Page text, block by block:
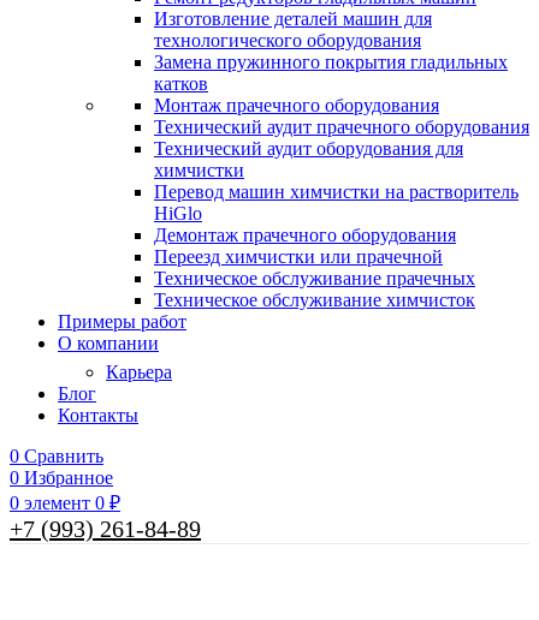
Изготовление деталей машин для
технологического оборудования
Замена пружинного покрытия гладильных
катков
Монтаж прачечного оборудования
Технический аудит прачечного оборудования
Технический аудит оборудования для
химчистки
Перевод машин химчистки на растворитель
HiGlo
Демонтаж прачечного оборудования
Переезд химчистки или прачечной
Техническое обслуживание прачечных
Техническое обслуживание химчисток
Примеры работ
О компании
Карьера
Блог
Контакты
0 Сравнить
0 Избранное
0 элемент 0 ₽
+7 (993) 261-84-89